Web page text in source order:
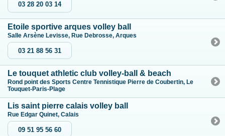
03 28 20 03 14
Etoile sportive arques volley ball
Salle Arsène Levisse, Rue Debrosse, Arques
03 21 88 56 31
Le touquet athletic club volley-ball & beach
Rond point des Sports Centre Tennistique Pierre de Coubertin, Le
Touquet-Paris-Plage
Lis saint pierre calais volley ball
Rue Edgar Quinet, Calais
09 51 95 56 60